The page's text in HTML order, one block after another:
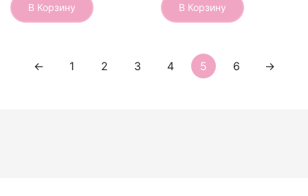
В Корзину
Этот
товар
несколько
В Корзину
Этот
товар
несколько
вариаций.
← 1 2 3 4 5 6 →